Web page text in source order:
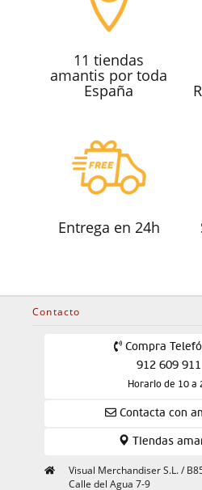
11 tiendas
amantis por toda
España
Entrega en 24h
Contacto
Compra
912 609 911
Horario de 10 a
Contacta con
Tiendas
Visual Merchandiser S.L. /
Calle del Agua 7-9